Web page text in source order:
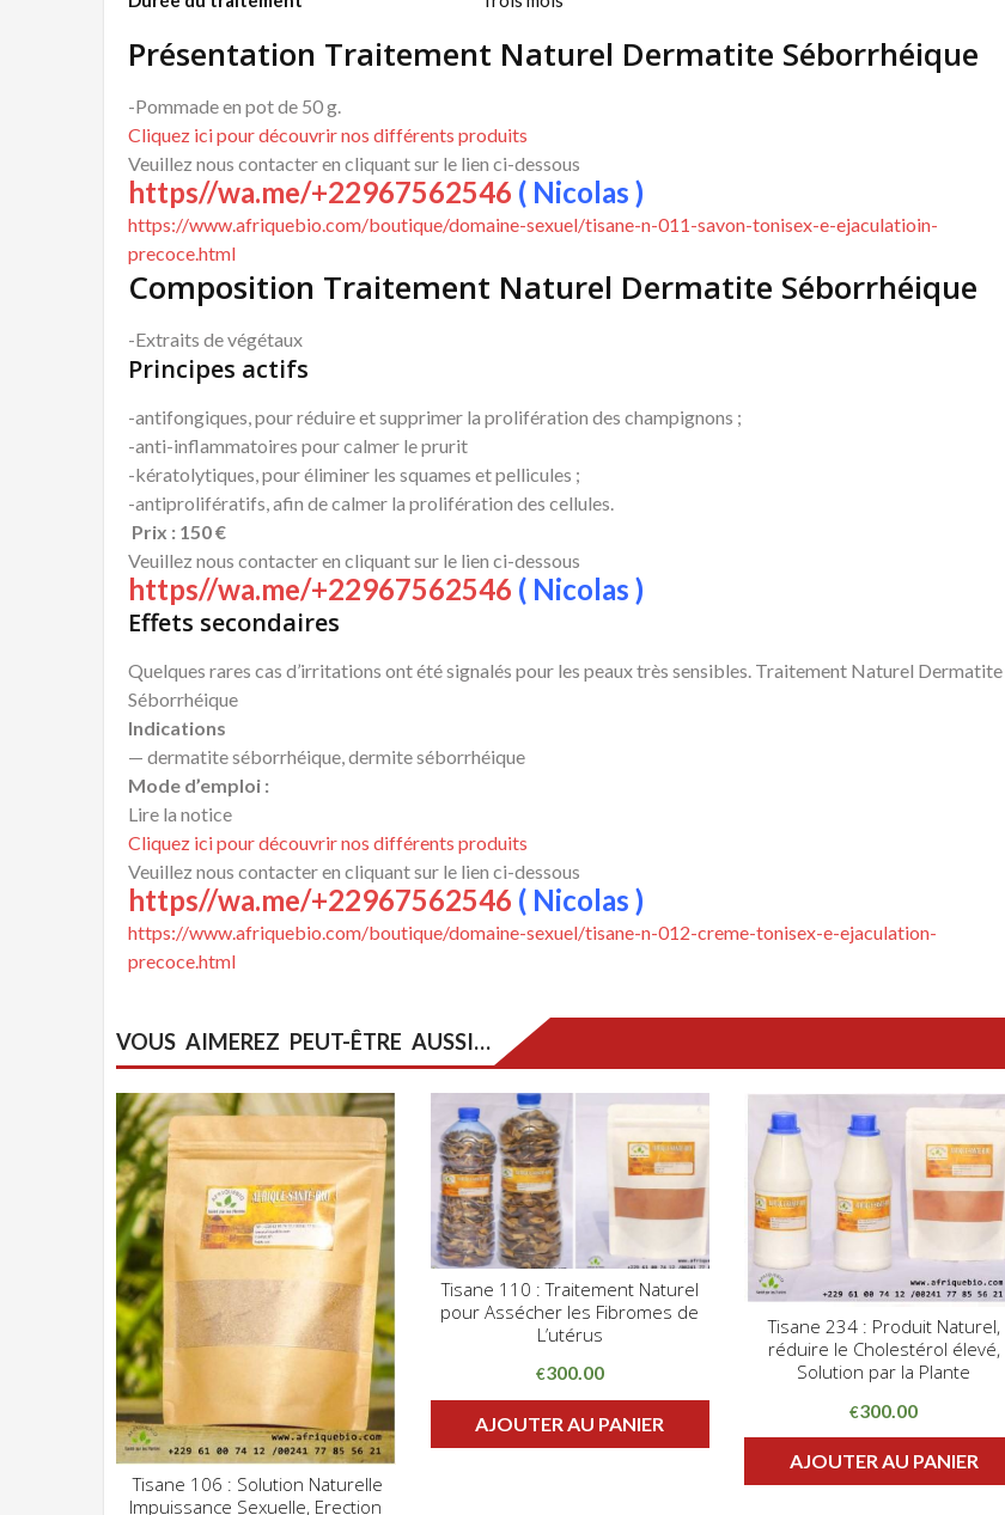
Présentation Traitement Naturel Dermatite Séborrhéique
-Pommade en pot de 50 g.
Cliquez ici pour découvrir nos différents produits
Veuillez nous contacter en cliquant sur le lien ci-dessous
https//wa.me/+22967562546 ( Nicolas )
https://www.afriquebio.com/boutique/domaine-sexuel/tisane-n-011-savon-tonisex-e-ejaculatioin-
precoce.html
Composition Traitement Naturel Dermatite Séborrhéique
-Extraits de végétaux
Principes actifs
-antifongiques, pour réduire et supprimer la prolifération des champignons ;
-anti-inflammatoires pour calmer le prurit
-kératolytiques, pour éliminer les squames et pellicules ;
-antiprolifératifs, afin de calmer la prolifération des cellules.
Prix : 150 €
Veuillez nous contacter en cliquant sur le lien ci-dessous
https//wa.me/+22967562546 ( Nicolas )
Effets secondaires
Quelques rares cas d’irritations ont été signalés pour les peaux très sensibles. Traitement Naturel Dermatite
Séborrhéique
Indications
— dermatite séborrhéique, dermite séborrhéique
Mode d’emploi :
Lire la notice
Cliquez ici pour découvrir nos différents produits
Veuillez nous contacter en cliquant sur le lien ci-dessous
https//wa.me/+22967562546 ( Nicolas )
https://www.afriquebio.com/boutique/domaine-sexuel/tisane-n-012-creme-tonisex-e-ejaculation-
precoce.html
VOUS AIMEREZ PEUT-ÊTRE AUSSI…
CLIQUEZ POUR VOIR
ADD WISHLIST
Tisane 106 : Solution Naturelle
Impuissance Sexuelle, Erection
CLIQUEZ POUR VOIR
ADD WISHLIST
Tisane 110 : Traitement Naturel
pour Assécher les Fibromes de
L’utérus
€300.00
AJOUTER AU PANIER
CLIQUEZ POUR VOIR
ADD WISHLIST
Tisane 234 : Produit Naturel,
réduire le Cholestérol élevé,
Solution par la Plante
€300.00
AJOUTER AU PANIER